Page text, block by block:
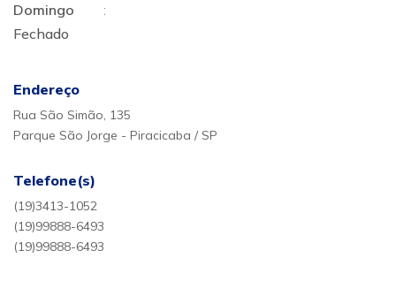
Domingo
:
Fechado
Endereço
Rua São Simão, 135
Parque São Jorge - Piracicaba / SP
Telefone(s)
(19)3413-1052
(19)99888-6493
(19)99888-6493